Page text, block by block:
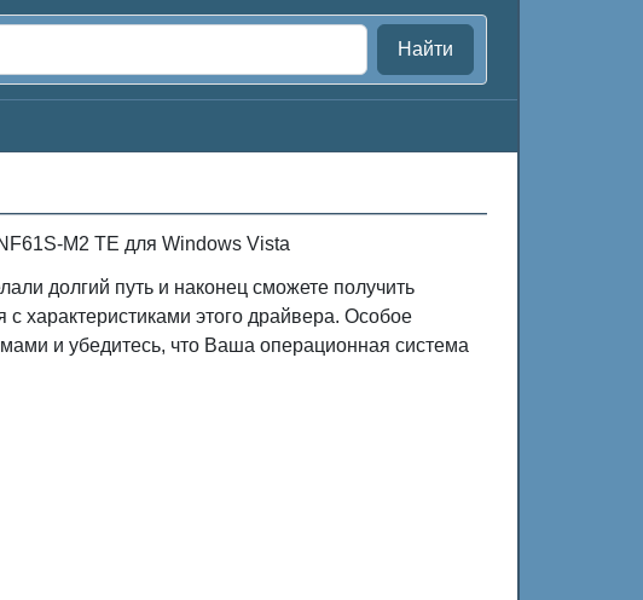
Найти
M2 TE для Windows Vista
долгий путь и наконец сможете получить
характеристиками этого драйвера. Особое
и убедитесь, что Ваша операционная система